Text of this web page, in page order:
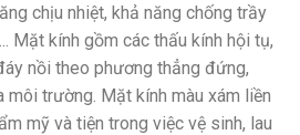
chịu nhiệt, khả năng chống trầy
Mặt kính gồm các thấu kính hội tụ,
nồi theo phương thẳng đứng,
môi trường. Mặt kính màu xám liền
mỹ và tiện trong việc vệ sinh, lau